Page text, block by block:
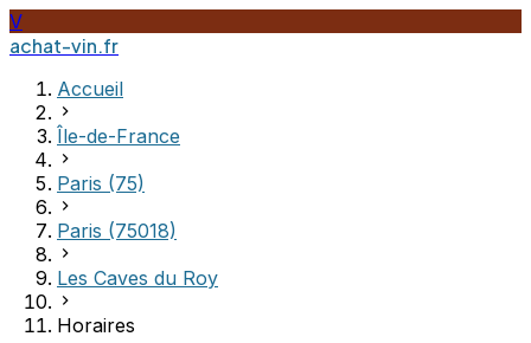
V
achat-vin.fr
Accueil
Île-de-France
Paris (75)
Paris (75018)
Les Caves du Roy
Horaires